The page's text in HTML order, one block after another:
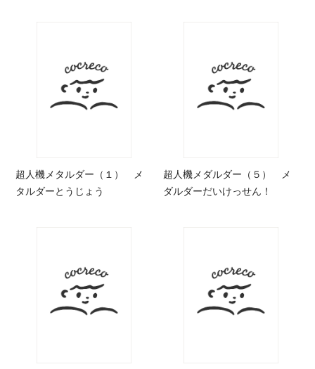
超人機メタルダー（１） メ
タルダーとうじょう
超人機メダルダー（５） メ
ダルダーだいけっせん！